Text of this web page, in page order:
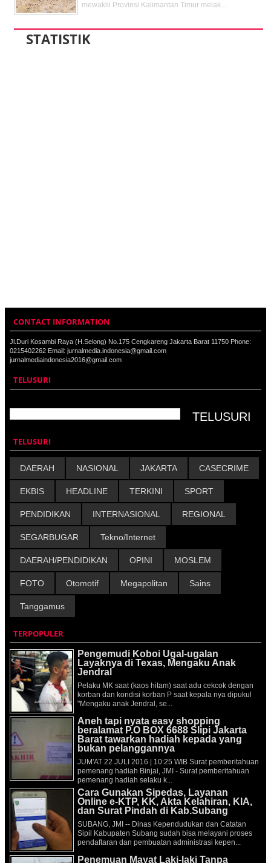
mewakili Provinsi Kalimantan Timur melak...
STATISTIK
CONTACT INFORMATION
Jl.Duri Kosambi Raya (H.Selong) No.175 Cengkareng Jakarta Barat 11750 Phone:
0215402262 Email: jurnalmedia.indonesia@gmail.com
jurnalmediaindonesia2016@gmail.com
TELUSURI
TELUSURI
DAERAH NASIONAL JAKARTA CASECRIME
EKBIS HEADLINE TERKINI SPORT
PENDIDIKAN INTERNASIONAL REGIONAL
SEGARBUGAR Tekno/Internet
DAERAH/PENDIDIKAN OPINI MOSLEM
FOTO Otomotif Megapolitan Sains
Tanggamus
TERPOPULER
Pengemudi Koboi Ugal-ugalan
Layaknya di Texas, Mengaku Anak
Jendral
Pelaku MK saat (kaos hitam) saat adu cekcok dengan
korban dan kondisi korban P saat kepala nya dipukul
"Mengaku anak Jendral, se...
Aneh tapi nyata easy shopping
beralamat P.O BOX 6688 Slipi Jakarta
Barat tawarkan hadiah kepada yang
bukan pelanggannya
JUM'AT 22 JULI 2016 | 10:25 WIB Surat pemberitahuan
pemenang hadiah Binjai, JMI - Surat pemberitahuan
pemenang hadiah selaku k...
Cara Gunakan Sipedas, Layanan
Online e-KTP, KK, Akta Kelahiran, KIA,
dan Surat Pindah di Kab.Subang
SUBANG, JMI -- Dinas Kependudukan dan Catatan
Sipil Kabupaten Subang sudah bisa melayani proses
pendaftaran dan pembuatan administrasi kepen...
Penemuan Mayat Laki-laki Tanpa